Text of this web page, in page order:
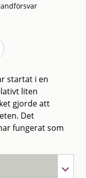
startat i en
liten
gjorde att
Det
fungerat som